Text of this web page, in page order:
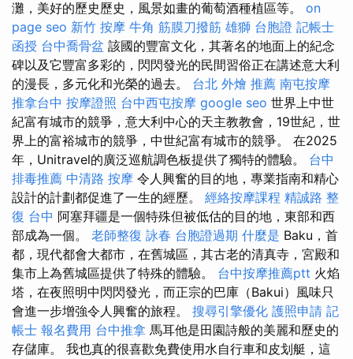
灘，美好的歷史歷史，風景如畫的葡萄酒種植區等。 on
page seo 新竹 按摩 牛角 筋膜刀撥筋 雄獅 台胞證 記帳士
函授 台中喬骨盆 該國的豐富文化，其著名的地面上的紀念
碑以及它豐富多彩的，閃閃發光的民間習俗正在講述意大利
的漫長，多元化和光榮的過去。 台北 外燴 推薦 南屯按摩
推拿台中 按摩證照 台中西屯按摩 google seo 世界上中世
紀富有城市的競爭，意大利中心的天主教教會，19世紀，世
界上的富裕城市的競爭，中世紀富有城市的競爭。 在2025
年，Unitravel的廣泛巡航調色板提供了獨特的體驗。 台中
排毒推薦 中清路 按摩 令人興奮的目的地，專業指南和精心
設計的計劃都促進了一生的經歷。 經絡按摩課程 精誠路 整
復 台中 阿塞拜疆是一個特殊但被低估的目的地，東部和西
部成為一個。 老師整復 詠春 台胞證過期 什麼是 Baku，首
都，現代都會大都市，在舊城區，其古老的清真寺，宮殿和
集市上為舊城區提供了特殊的體驗。 台中按摩推薦ptt 火焰
塔，在夜照明中閃閃發光，而正宗的巴庫（Bakui）風味只
會進一步增強令人興奮的旅程。 搜尋引擎優化 護照申請 記
帳士 報名費用 台中推拿 馬耳他是田園詩般的美麗和歷史的
存儲庫。 我也真的很喜歡免費使用水自行車和皮划艇，這